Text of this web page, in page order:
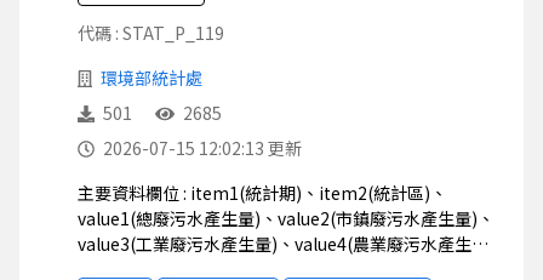
代碼 : STAT_P_119
環境部統計處
501
2685
2026-07-15 12:02:13 更新
主要資料欄位 : item1(統計期)、item2(統計區)、
value1(總廢污水產生量)、value2(市鎮廢污水產生量)、
value3(工業廢污水產生量)、value4(農業廢污水產生